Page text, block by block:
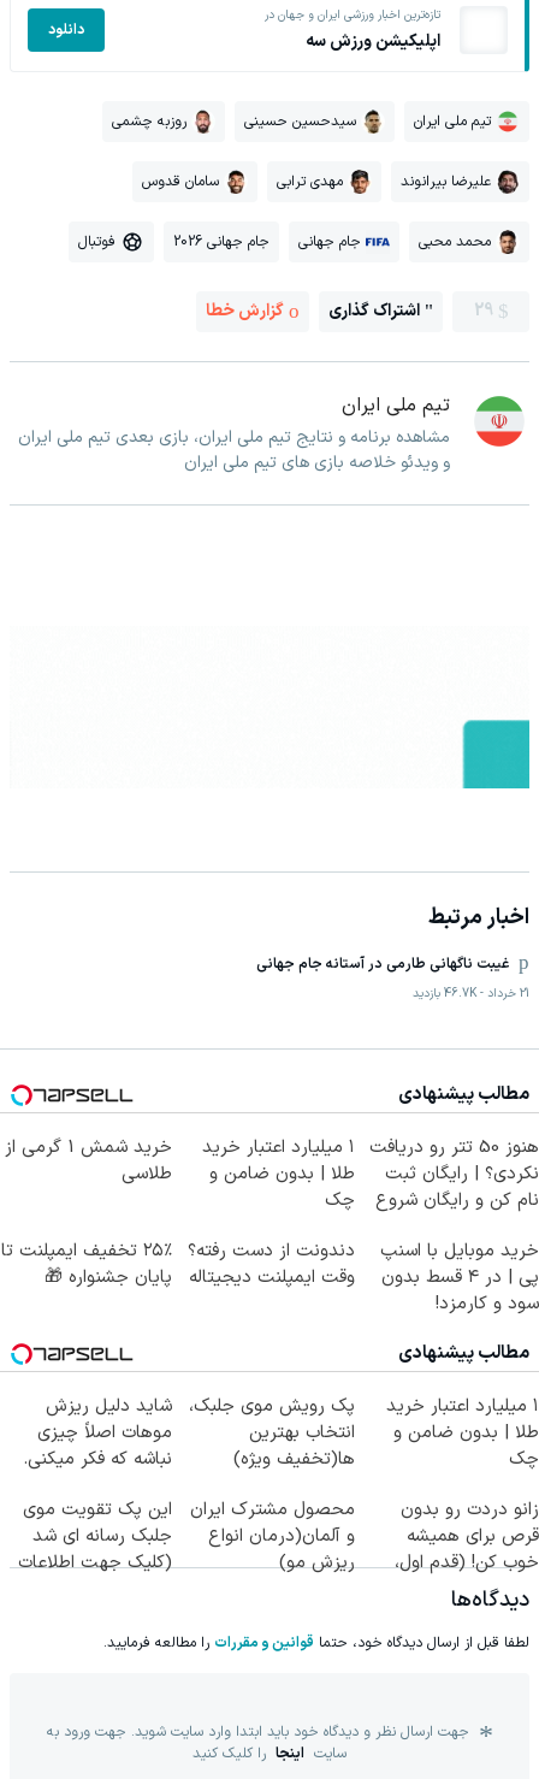
تازه‌ترین اخبار ورزشی ایران و جهان در
اپلیکیشن ورزش سه دانلود
تیم ملی ایران سیدحسین حسینی روزبه چشمی
علیرضا بیرانوند مهدی ترابی سامان قدوس
محمد محبی جام جهانی جام جهانی 2026 فوتبال
29 اشتراک گذاری گزارش خطا
تیم ملی ایران
مشاهده برنامه و نتایج تیم ملی ایران، بازی بعدی تیم ملی ایران
و ویدئو خلاصه بازی های تیم ملی ایران
اخبار مرتبط
غیبت ناگهانی طارمی در آستانه جام جهانی
21 خرداد -
46.7K بازدید
مطالب پیشنهادی
هنوز 50 تتر رو دریافت
نکردی؟ | رایگان ثبت
نام کن و رایگان شروع
۱ میلیارد اعتبار خرید
طلا | بدون ضامن و
چک
خرید شمش 1 گرمی از
طلاسی
خرید موبایل با اسنپ
پی | در ۴ قسط بدون
سود و کارمزد!
دندونت از دست رفته؟
وقت ایمپلنت دیجیتاله
۲۵٪ تخفیف ایمپلنت تا
پایان جشنواره 🎁
مطالب پیشنهادی
۱ میلیارد اعتبار خرید
طلا | بدون ضامن و
چک
پک رویش موی جلبک،
انتخاب بهترین
ها(تخفیف ویژه)
شاید دلیل ریزش
موهات اصلاً چیزی
نباشه که فکر میکنی.
زانو دردت رو بدون
قرص برای همیشه
خوب کن! (قدم اول،
پرسش‌نامه)
محصول مشترک ایران
و آلمان(درمان انواع
ریزش مو)
این پک تقویت موی
جلبک رسانه ای شد
(کلیک جهت اطلاعات
دیدگاه‌ها
لطفا قبل از ارسال دیدگاه خود، حتما قوانین و مقررات را مطالعه فرمایید.
جهت ارسال نظر و دیدگاه خود باید ابتدا وارد سایت شوید. جهت ورود به
سایت اینجا را کلیک کنید